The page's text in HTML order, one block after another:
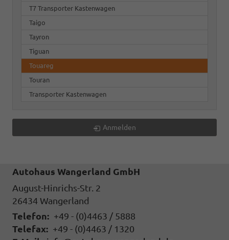
T7 Transporter Kastenwagen
Taigo
Tayron
Tiguan
Touareg
Touran
Transporter Kastenwagen
Anmelden
Autohaus Wangerland GmbH
August-Hinrichs-Str. 2
26434 Wangerland
Telefon: +49 - (0)4463 / 5888
Telefax: +49 - (0)4463 / 1320